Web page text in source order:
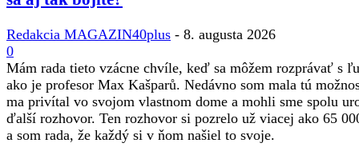
Redakcia MAGAZIN40plus - 8. augusta 2026
0
Mám rada tieto vzácne chvíle, keď sa môžem rozprávať s
ako je profesor Max Kašparů. Nedávno som mala tú
ma privítal vo svojom vlastnom dome a mohli sme spolu
ďalší rozhovor. Ten rozhovor si pozrelo už viacej ako 65
a som rada, že každý si v ňom našiel to svoje.